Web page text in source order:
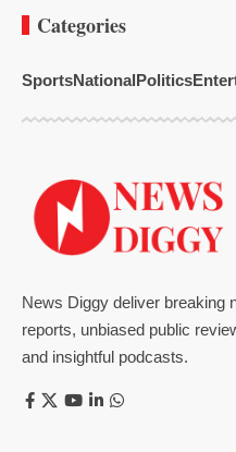
Categories
SportsNationalPolitics
News Diggy deliver breaking
reports, unbiased public
and insightful podcasts.